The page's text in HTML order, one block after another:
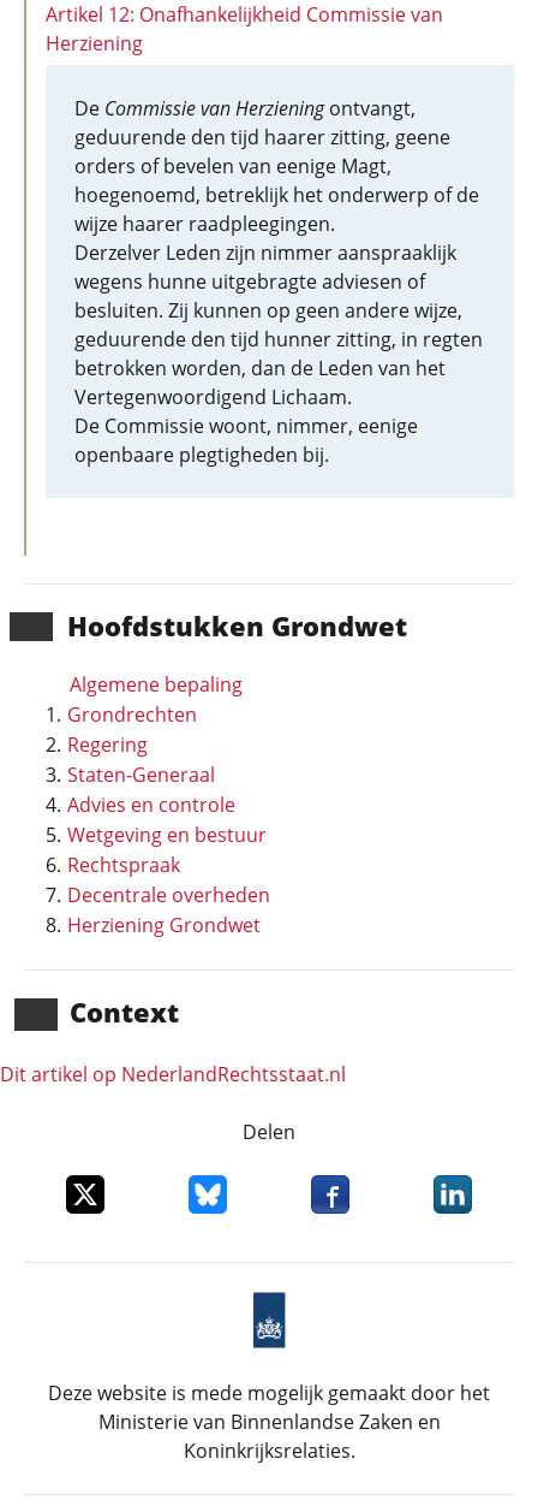
Hoofd­stukken Grondwet
Algemene bepaling
Grondrechten
Regering
Staten-Generaal
Advies en controle
Wetgeving en bestuur
Rechtspraak
Decentrale overheden
Herziening Grondwet
Context
Dit artikel op NederlandRechts­staat.nl
Artikel 12: Onafhankelijkheid Commissie van
Herziening
De Commissie van Herzieningontvangt,
geduurende den tijd haarer zitting, geene
orders of bevelen van eenige Magt,
hoegenoemd, betreklijk het onderwerp of de
wijze haarer raadpleegingen.
Derzelver Leden zijn nimmer aanspraaklijk
wegens hunne uitgebragte adviesen of
besluiten. Zij kunnen op geen andere wijze,
geduurende den tijd hunner zitting, in regten
betrokken worden, dan de Leden van het
Vertegenwoordigend Lichaam.
De Commissie woont, nimmer, eenige
openbaare plegtigheden bij.
Delen
Deel dit item op XDeel dit item op Bluesky
Deel dit item opDeel dit
Deze website is mede mogelijk gemaakt door het
Ministerie van Binnenlandse Zaken en
Koninkrijksrelaties.